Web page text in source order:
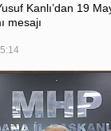
Kanlı’dan 19
mesajı